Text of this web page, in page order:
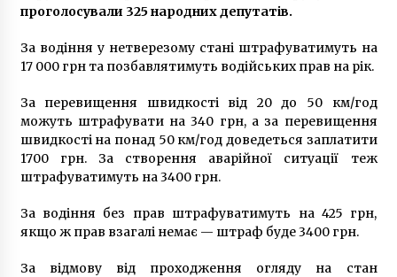
6 років ago
проголосували 325 народних депутатів.
За водіння у нетверезому стані штрафуватимуть на
17 000 грн та позбавлятимуть водійських прав на рік.
За перевищення швидкості від 20 до 50 км/год
можуть штрафувати на 340 грн, а за перевищення
швидкості на понад 50 км/год доведеться заплатити
1700 грн. За створення аварійної ситуації теж
штрафуватимуть на 3400 грн.
За водіння без прав штрафуватимуть на 425 грн,
якщо ж прав взагалі немає — штраф буде 3400 грн.
За відмову від проходження огляду на стан